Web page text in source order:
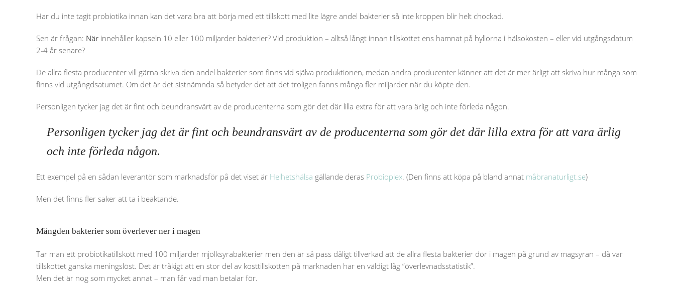
Har du inte tagit probiotika innan kan det vara bra att börja med ett tillskott med lite lägre andel bakterier så inte kroppen blir helt chockad.
Sen är frågan: När innehåller kapseln 10 eller 100 miljarder bakterier? Vid produktion – alltså långt innan tillskottet ens hamnat på hyllorna i hälsokosten – eller vid utgångsdatum
2-4 år senare?
De allra flesta producenter vill gärna skriva den andel bakterier som finns vid själva produktionen, medan andra producenter känner att det är mer ärligt att skriva hur många som
finns vid utgångdsatumet. Om det är det sistnämnda så betyder det att det troligen fanns många fler miljarder när du köpte den.
Personligen tycker jag det är fint och beundransvärt av de producenterna som gör det där lilla extra för att vara ärlig och inte förleda någon.
Personligen tycker jag det är fint och beundransvärt av de producenterna som gör det där lilla extra för att vara ärlig
och inte förleda någon.
Ett exempel på en sådan leverantör som marknadsför på det viset är Helhetshälsa gällande deras Probioplex. (Den finns att köpa på bland annat måbranaturligt.se)
Men det finns fler saker att ta i beaktande.
Mängden bakterier som överlever ner i magen
Tar man ett probiotikatillskott med 100 miljarder mjölksyrabakterier men den är så pass dåligt tillverkad att de allra flesta bakterier dör i magen på grund av magsyran – då var
tillskottet ganska meningslöst. Det är tråkigt att en stor del av kosttillskotten på marknaden har en väldigt låg ”överlevnadsstatistik”.
Men det är nog som mycket annat – man får vad man betalar för.